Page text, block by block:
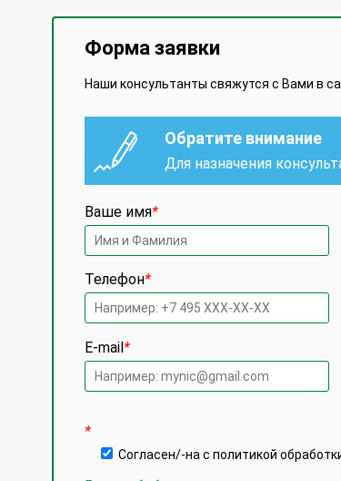
Форма заявки
Наши консультанты свяжутся с Вами в
Обратите внимание
Для назначения
Ваше имя*
Телефон*
E-mail*
*
Согласен/-на с политикой